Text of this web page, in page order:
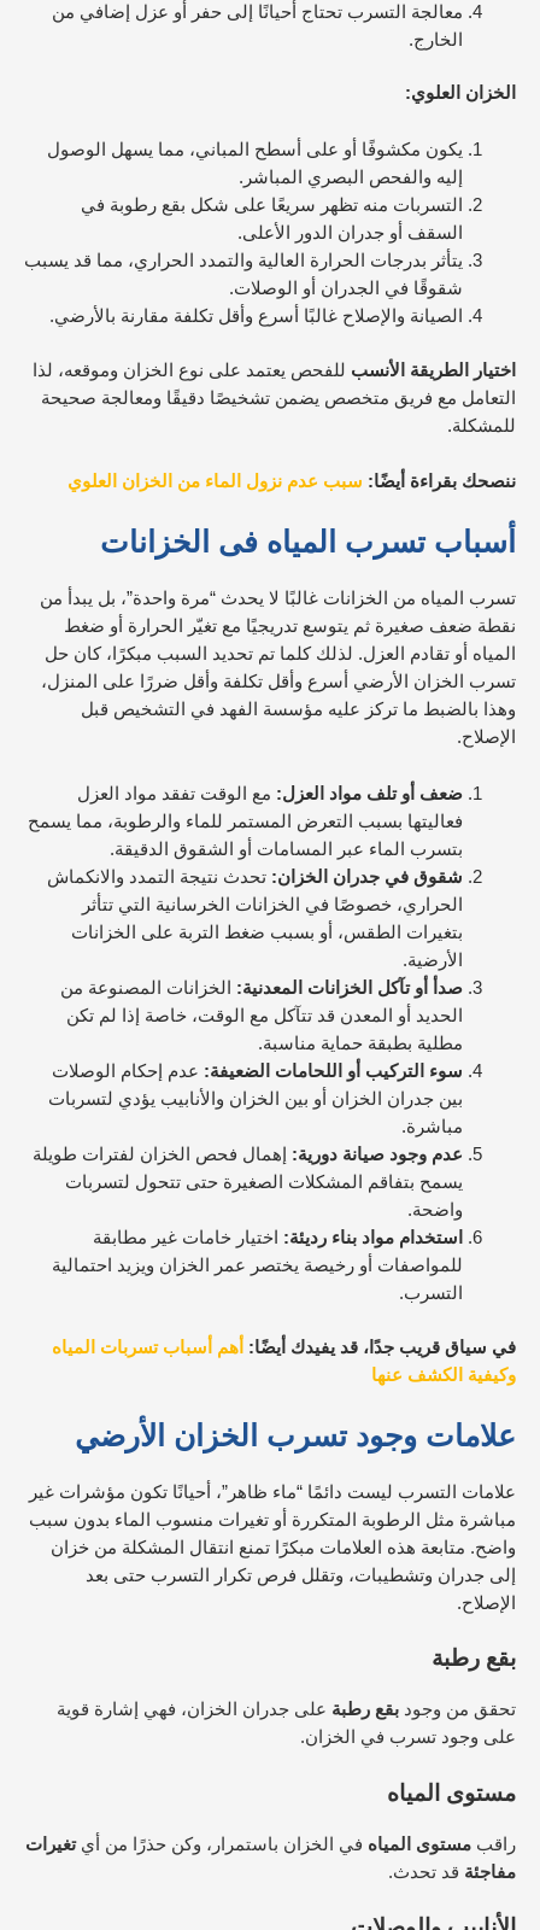
معالجة التسرب تحتاج أحيانًا إلى حفر أو عزل إضافي من
الخارج.
الخزان العلوي:
يكون مكشوفًا أو على أسطح المباني، مما يسهل الوصول
إليه والفحص البصري المباشر.
التسربات منه تظهر سريعًا على شكل بقع رطوبة في
السقف أو جدران الدور الأعلى.
يتأثر بدرجات الحرارة العالية والتمدد الحراري، مما قد يسبب
شقوقًا في الجدران أو الوصلات.
الصيانة والإصلاح غالبًا أسرع وأقل تكلفة مقارنة بالأرضي.
اختيار الطريقة الأنسب للفحص يعتمد على نوع الخزان وموقعه، لذا
التعامل مع فريق متخصص يضمن تشخيصًا دقيقًا ومعالجة صحيحة
للمشكلة.
ننصحك بقراءة أيضًا: سبب عدم نزول الماء من الخزان العلوي
أسباب تسرب المياه فى الخزانات
تسرب المياه من الخزانات غالبًا لا يحدث “مرة واحدة”، بل يبدأ من
نقطة ضعف صغيرة ثم يتوسع تدريجيًا مع تغيّر الحرارة أو ضغط
المياه أو تقادم العزل. لذلك كلما تم تحديد السبب مبكرًا، كان حل
تسرب الخزان الأرضي أسرع وأقل تكلفة وأقل ضررًا على المنزل،
وهذا بالضبط ما تركز عليه مؤسسة الفهد في التشخيص قبل
الإصلاح.
ضعف أو تلف مواد العزل: مع الوقت تفقد مواد العزل
فعاليتها بسبب التعرض المستمر للماء والرطوبة، مما يسمح
بتسرب الماء عبر المسامات أو الشقوق الدقيقة.
شقوق في جدران الخزان: تحدث نتيجة التمدد والانكماش
الحراري، خصوصًا في الخزانات الخرسانية التي تتأثر
بتغيرات الطقس، أو بسبب ضغط التربة على الخزانات
الأرضية.
صدأ أو تآكل الخزانات المعدنية: الخزانات المصنوعة من
الحديد أو المعدن قد تتآكل مع الوقت، خاصة إذا لم تكن
مطلية بطبقة حماية مناسبة.
سوء التركيب أو اللحامات الضعيفة: عدم إحكام الوصلات
بين جدران الخزان أو بين الخزان والأنابيب يؤدي لتسربات
مباشرة.
عدم وجود صيانة دورية: إهمال فحص الخزان لفترات طويلة
يسمح بتفاقم المشكلات الصغيرة حتى تتحول لتسربات
واضحة.
استخدام مواد بناء رديئة: اختيار خامات غير مطابقة
للمواصفات أو رخيصة يختصر عمر الخزان ويزيد احتمالية
التسرب.
في سياق قريب جدًا، قد يفيدك أيضًا: أهم أسباب تسربات المياه
وكيفية الكشف عنها
علامات وجود تسرب الخزان الأرضي
علامات التسرب ليست دائمًا “ماء ظاهر”، أحيانًا تكون مؤشرات غير
مباشرة مثل الرطوبة المتكررة أو تغيرات منسوب الماء بدون سبب
واضح. متابعة هذه العلامات مبكرًا تمنع انتقال المشكلة من خزان
إلى جدران وتشطيبات، وتقلل فرص تكرار التسرب حتى بعد
الإصلاح.
بقع رطبة
تحقق من وجود بقع رطبة على جدران الخزان، فهي إشارة قوية
على وجود تسرب في الخزان.
مستوى المياه
راقب مستوى المياه في الخزان باستمرار، وكن حذرًا من أيتغيرات
مفاجئة قد تحدث.